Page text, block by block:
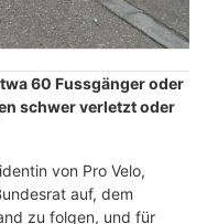
60 Fussgänger oder
schwer verletzt oder
von Pro Velo,
auf, dem
zu folgen, und für